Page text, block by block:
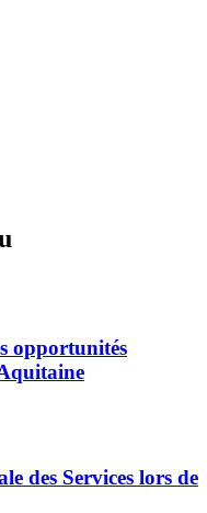
opportunités
des Services lors de